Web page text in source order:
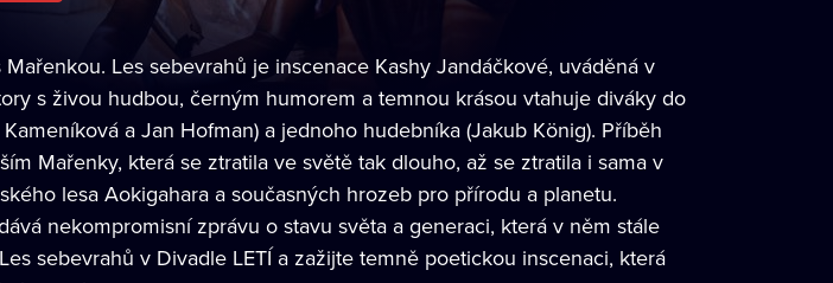
Les sebevrahů je inscenace Kashy Jandáčkové, uváděná v
s živou hudbou, černým humorem a temnou krásou vtahuje diváky do
a Jan Hofman) a jednoho hudebníka (Jakub König). Příběh
Mařenky, která se ztratila ve světě tak dlouho, až se ztratila i sama v
lesa Aokigahara a současných hrozeb pro přírodu a planetu.
nekompromisní zprávu o stavu světa a generaci, která v něm stále
sebevrahů v Divadle LETÍ a zažijte temně poetickou inscenaci, která